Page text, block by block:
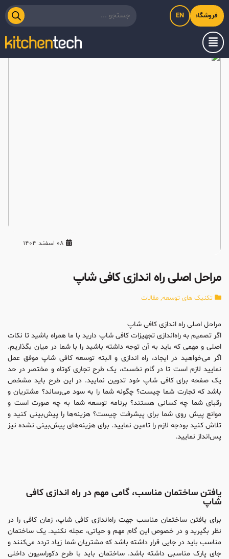
فروشگاه اینترنتی کیت‌لاین
EN
مراحل اصلی راه اندازی کافی شاپ
تکنیک های توسعه, مقالات
مراحل اصلی راه اندازی کافی شاپ
اگر تصمیم به راه‌اندازی تجهیزات کافی شاپ دارید با ما همراه باشید تا نکات
اصلی و مهمی که باید به آن توجه داشته باشید را با شما در میان بگذاریم.
اگر می‌خواهید در ایجاد، راه اندازی و البته توسعه کافی شاپ موفق عمل
نمایید لازم است تا در گام نخست، یک طرح تجاری کوتاه و مختصر در حد
یک صفحه برای کافی شاپ خود تدوین نمایید. در این طرح باید مشخص
باشد که تجارت شما چیست؟ چگونه شما را به سود می‌رساند؟ مشتریان و
رقبای شما چه کسانی هستند؟ برنامه توسعه شما به چه صورت است و
موانع پیش روی شما برای پیشرفت چیست؟ هزینه‌ها را پیش‌بینی کنید و
تلاش کنید بودجه لازم را تامین نمایید. برای هزینه‌های پیش‌بینی نشده نیز
پس‌انداز نمایید.
یافتن ساختمان مناسب، گامی مهم در راه اندازی کافی
شاپ
برای یافتن ساختمان مناسب جهت راه‌اندازی کافی شاپ، زمان کافی را در
نظر بگیرید و در خصوص این گام مهم و حیاتی، عجله نکنید. یک ساختمان
مناسب باید در جایی قرار داشته باشد که مشتریان شما زیاد تردد می‌کنند و
جای پارک مناسبی داشته باشد. ساختمان باید با طرح دکوراسیون داخلی